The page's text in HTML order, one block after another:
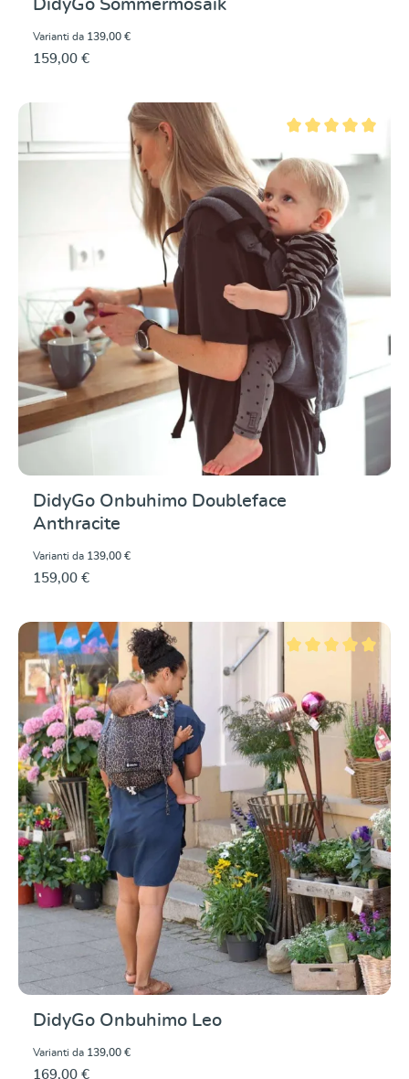
DidyGo Sommermosaik
Varianti da 139,00 €
159,00 €
DidyGo Onbuhimo Doubleface
Anthracite
Varianti da 139,00 €
159,00 €
DidyGo Onbuhimo Leo
Varianti da 139,00 €
169,00 €